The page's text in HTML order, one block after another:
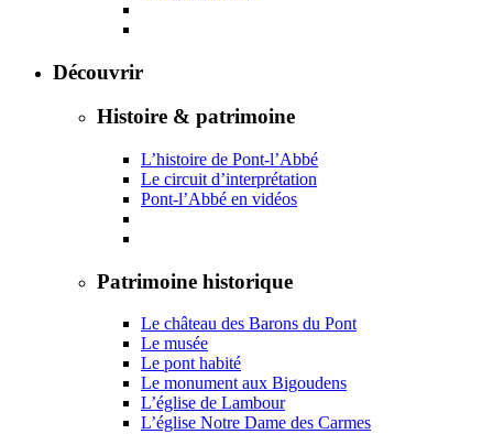
Découvrir
Histoire & patrimoine
L’histoire de Pont-l’Abbé
Le circuit d’interprétation
Pont-l’Abbé en vidéos
Patrimoine historique
Le château des Barons du Pont
Le musée
Le pont habité
Le monument aux Bigoudens
L’église de Lambour
L’église Notre Dame des Carmes